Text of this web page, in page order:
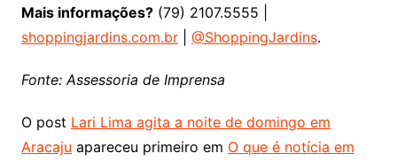
Mais informações?(79) 2107.5555 |
shoppingjardins.com.br| @ShoppingJardins.
Fonte: Assessoria de Imprensa
O post Lari Lima agita a noite de domingo em
Aracaju apareceu primeiro em O que é notícia em